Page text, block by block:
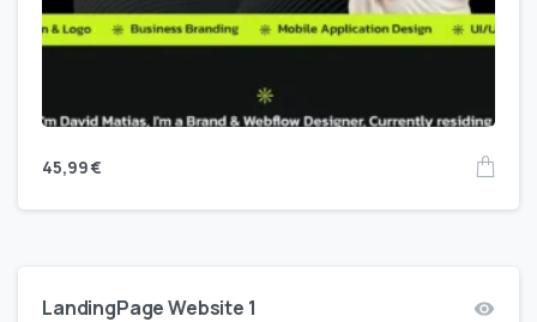
45,99€
LandingPage Website 1